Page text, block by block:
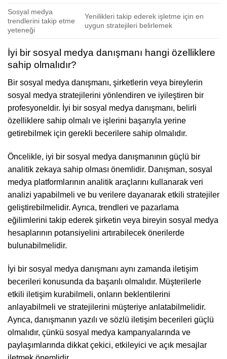
Sosyal medya
trendlerini takip etme
yeteneği
Yenilikleri takip ederek işletme için en
uygun stratejileri belirlemek
İyi bir sosyal medya danışmanı hangi özelliklere
sahip olmalıdır?
Bir sosyal medya danışmanı, şirketlerin veya bireylerin
sosyal medya stratejilerini yönlendiren ve iyileştiren bir
profesyoneldir. İyi bir sosyal medya danışmanı, belirli
özelliklere sahip olmalı ve işlerini başarıyla yerine
getirebilmek için gerekli becerilere sahip olmalıdır.
Öncelikle, iyi bir sosyal medya danışmanının güçlü bir
analitik zekaya sahip olması önemlidir. Danışman, sosyal
medya platformlarının analitik araçlarını kullanarak veri
analizi yapabilmeli ve bu verilere dayanarak etkili stratejiler
geliştirebilmelidir. Ayrıca, trendleri ve pazarlama
eğilimlerini takip ederek şirketin veya bireyin sosyal medya
hesaplarının potansiyelini artırabilecek önerilerde
bulunabilmelidir.
İyi bir sosyal medya danışmanı aynı zamanda iletişim
becerileri konusunda da başarılı olmalıdır. Müşterilerle
etkili iletişim kurabilmeli, onların beklentilerini
anlayabilmeli ve stratejilerini müşteriye anlatabilmelidir.
Ayrıca, danışmanın yazılı ve sözlü iletişim becerileri güçlü
olmalıdır, çünkü sosyal medya kampanyalarında ve
paylaşımlarında dikkat çekici, etkileyici ve açık mesajlar